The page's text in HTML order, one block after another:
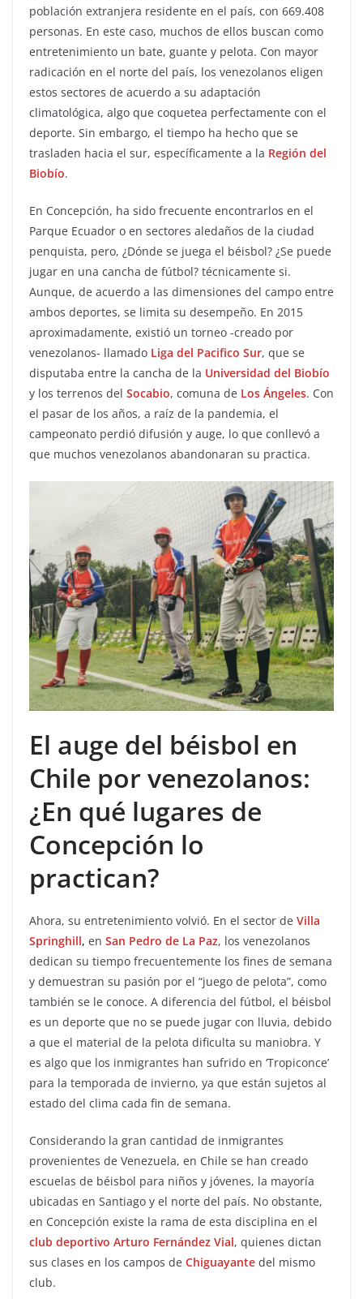
población extranjera residente en el país, con 669.408
personas. En este caso, muchos de ellos buscan como
entretenimiento un bate, guante y pelota. Con mayor
radicación en el norte del país, los venezolanos eligen
estos sectores de acuerdo a su adaptación
climatológica, algo que coquetea perfectamente con el
deporte. Sin embargo, el tiempo ha hecho que se
trasladen hacia el sur, específicamente a la Región del
Biobío.
En Concepción, ha sido frecuente encontrarlos en el
Parque Ecuador o en sectores aledaños de la ciudad
penquista, pero, ¿Dónde se juega el béisbol? ¿Se puede
jugar en una cancha de fútbol? técnicamente si.
Aunque, de acuerdo a las dimensiones del campo entre
ambos deportes, se limita su desempeño. En 2015
aproximadamente, existió un torneo -creado por
venezolanos- llamado Liga del Pacifico Sur, que se
disputaba entre la cancha de la Universidad del Biobío
y los terrenos del Socabio, comuna de Los Ángeles. Con
el pasar de los años, a raíz de la pandemia, el
campeonato perdió difusión y auge, lo que conllevó a
que muchos venezolanos abandonaran su practica.
El auge del béisbol en
Chile por venezolanos:
¿En qué lugares de
Concepción lo
practican?
Ahora, su entretenimiento volvió. En el sector de Villa
Springhill, en San Pedro de La Paz, los venezolanos
dedican su tiempo frecuentemente los fines de semana
y demuestran su pasión por el “juego de pelota”, como
también se le conoce. A diferencia del fútbol, el béisbol
es un deporte que no se puede jugar con lluvia, debido
a que el material de la pelota dificulta su maniobra. Y
es algo que los inmigrantes han sufrido en ‘Tropiconce’
para la temporada de invierno, ya que están sujetos al
estado del clima cada fin de semana.
Considerando la gran cantidad de inmigrantes
provenientes de Venezuela, en Chile se han creado
escuelas de béisbol para niños y jóvenes, la mayoría
ubicadas en Santiago y el norte del país. No obstante,
en Concepción existe la rama de esta disciplina en el
club deportivo Arturo Fernández Vial, quienes dictan
sus clases en los campos de Chiguayante del mismo
club.